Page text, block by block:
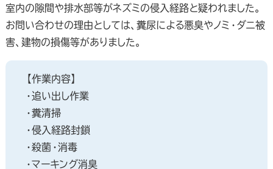
室内の隙間や排水部等がネズミの侵入経路と疑われました。
お問い合わせの理由としては、糞尿による悪臭やノミ・ダニ被
害、建物の損傷等がありました。
【作業内容】
・追い出し作業
・糞清掃
・侵入経路封鎖
・殺菌・消毒
・マーキング消臭